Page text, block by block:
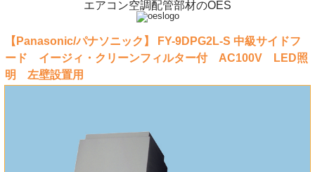
エアコン空調配管部材のOES
【Panasonic/パナソニック】 FY-9DPG2L-S 中級サイドフ
ード イージィ・クリーンフィルター付 AC100V LED照
明 左壁設置用